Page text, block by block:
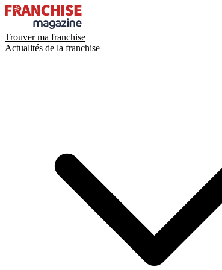
Trouver ma franchise
Actualités de la franchise